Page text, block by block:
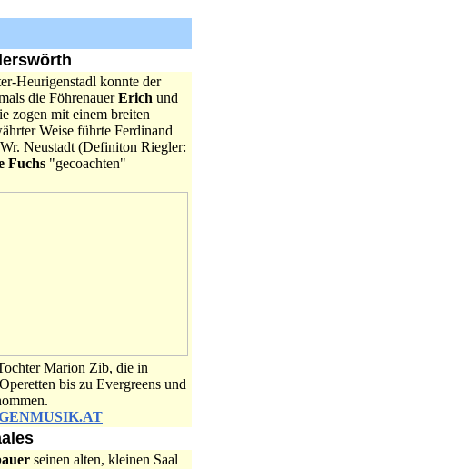
Heurigenstadl konnte der
die FöhrenauerErich und
zogen mit einem breiten
Weise führte Ferdinand
Neustadt (Definiton Riegler:
Fuchs "gecoachten"
Marion Zib, die in
bis zu Evergreens und
seinen alten, kleinen Saal